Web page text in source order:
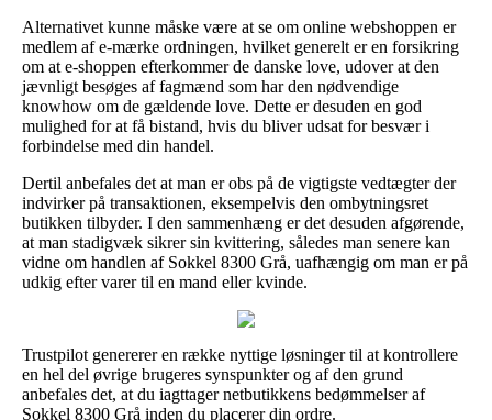
Alternativet kunne måske være at se om online webshoppen er
medlem af e-mærke ordningen, hvilket generelt er en forsikring
om at e-shoppen efterkommer de danske love, udover at den
jævnligt besøges af fagmænd som har den nødvendige
knowhow om de gældende love. Dette er desuden en god
mulighed for at få bistand, hvis du bliver udsat for besvær i
forbindelse med din handel.
Dertil anbefales det at man er obs på de vigtigste vedtægter der
indvirker på transaktionen, eksempelvis den ombytningsret
butikken tilbyder. I den sammenhæng er det desuden afgørende,
at man stadigvæk sikrer sin kvittering, således man senere kan
vidne om handlen af Sokkel 8300 Grå, uafhængig om man er på
udkig efter varer til en mand eller kvinde.
Trustpilot genererer en række nyttige løsninger til at kontrollere
en hel del øvrige brugeres synspunkter og af den grund
anbefales det, at du iagttager netbutikkens bedømmelser af
Sokkel 8300 Grå inden du placerer din ordre.